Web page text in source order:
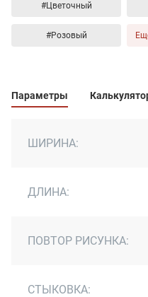
#Цветочный
#Розовый
Параметры
ШИРИНА:
ДЛИНА:
ПОВТОР РИСУНКА:
СТЫКОВКА: